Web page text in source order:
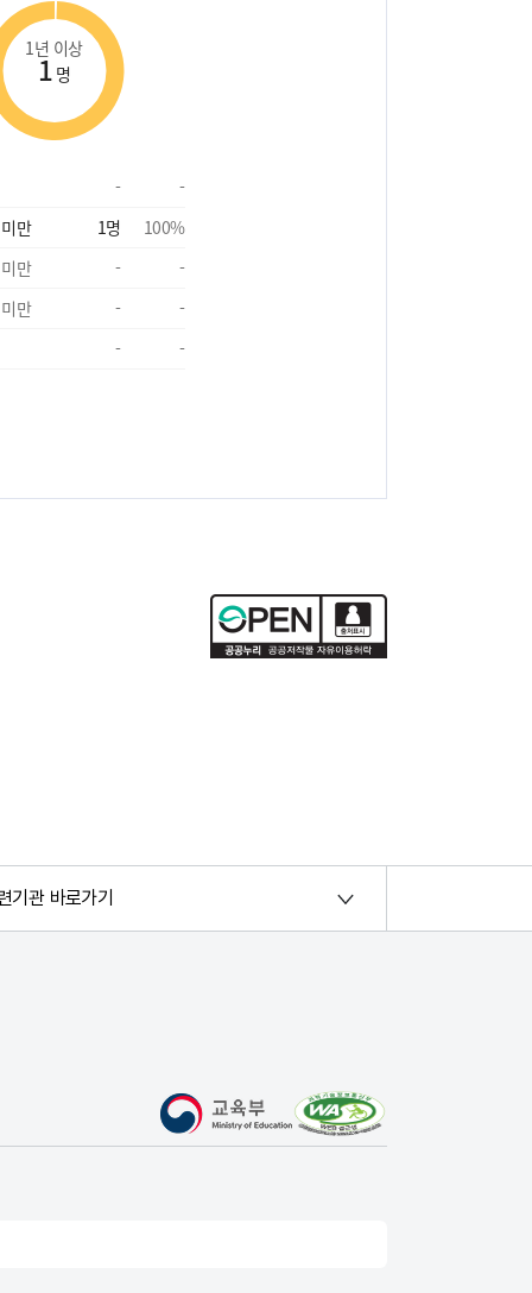
1년 이상
1 명
-
-
만
1명 100%
만
-
-
만
-
-
-
-
기관 바로가기